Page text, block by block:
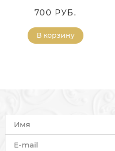
700 РУБ.
В корзину